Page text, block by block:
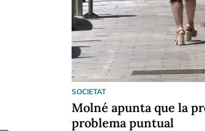
SOCIETAT
Molné apunta que la
problema puntual